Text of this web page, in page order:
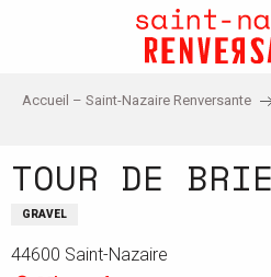
principal
Accueil – Saint-Nazaire Renversante
TOUR DE
GRAVEL
44600 Saint-Nazaire